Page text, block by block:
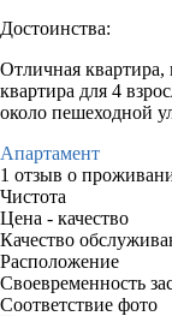
Достоинства:
Отличная квартира,
квартира для 4
около пешеходной
Апартамент
1 отзыв о
Чистота
Цена - качество
Качество
Расположение
Своевременность
Соответствие фото